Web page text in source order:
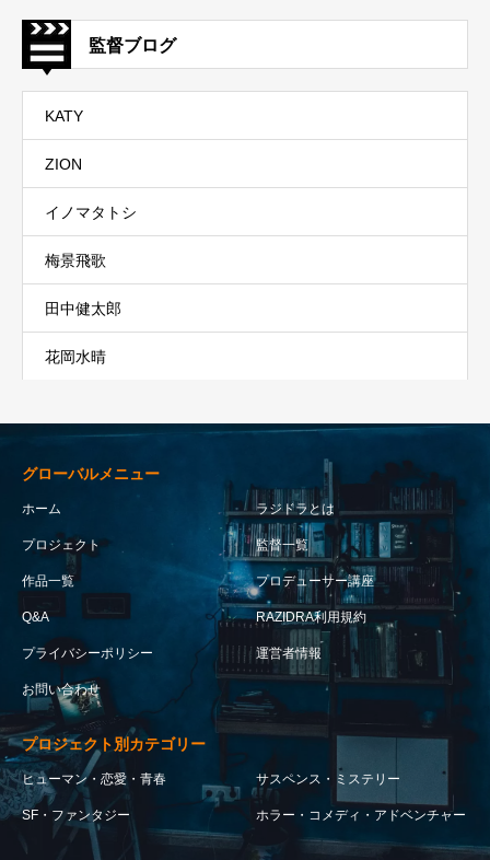
監督ブログ
KATY
ZION
イノマタトシ
梅景飛歌
田中健太郎
花岡水晴
グローバルメニュー
ホーム ラジドラとは
プロジェクト 監督一覧
作品一覧 プロデューサー講座
Q&A RAZIDRA利用規約
プライバシーポリシー 運営者情報
お問い合わせ
プロジェクト別カテゴリー
ヒューマン・恋愛・青春 サスペンス・ミステリー
SF・ファンタジー ホラー・コメディ・アドベンチャー